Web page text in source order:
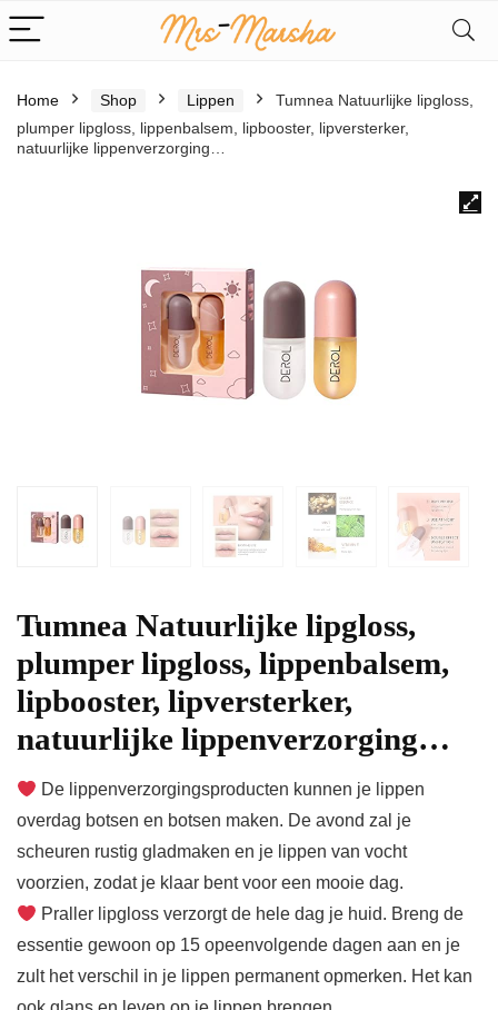
Home Shop Lippen
Tumnea Natuurlijke lipgloss,
plumper lipgloss, lippenbalsem, lipbooster, lipversterker,
natuurlijke lippenverzorging…
Tumnea Natuurlijke lipgloss,
plumper lipgloss, lippenbalsem,
lipbooster, lipversterker,
natuurlijke lippenverzorging…
De lippenverzorgingsproducten kunnen je lippen
overdag botsen en botsen maken. De avond zal je
scheuren rustig gladmaken en je lippen van vocht
voorzien, zodat je klaar bent voor een mooie dag.
Praller lipgloss verzorgt de hele dag je huid. Breng de
essentie gewoon op 15 opeenvolgende dagen aan en je
zult het verschil in je lippen permanent opmerken. Het kan